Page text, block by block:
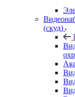
(скуд)